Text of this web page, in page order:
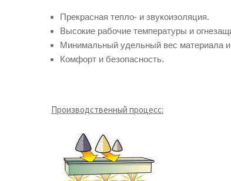
Прекрасная тепло- и звукоизоляция.
Высокие рабочие температуры и
Минимальный удельный вес материала и
Комфорт и безопасность.
Производственный процесс: